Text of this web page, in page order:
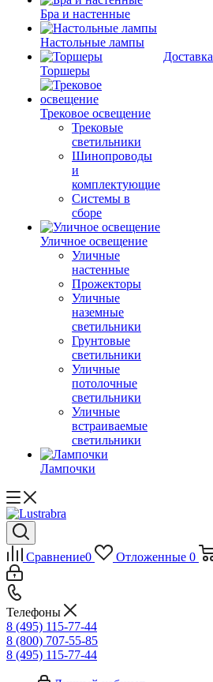
Бра и настенные
Настольные лампы
Торшеры
Трековое освещение
Трековые
светильники
Шинопроводы
и
комплектующие
Системы в
сборе
Уличное освещение
Уличные
настенные
Прожекторы
Уличные
наземные
светильники
Грунтовые
светильники
Уличные
потолочные
светильники
Уличные
встраиваемые
светильники
Лампочки
Доставка
Сравнение0 Отложенные 0
Телефоны
8 (495) 115-77-44
8 (800) 707-55-85
8 (495) 115-77-44